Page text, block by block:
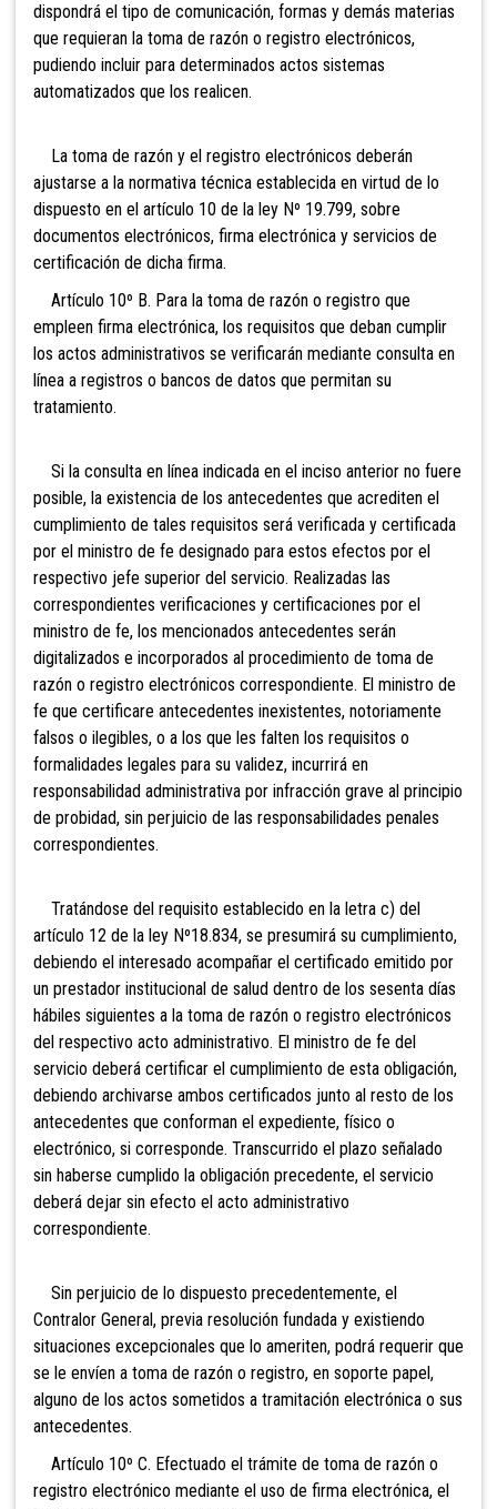
dispondrá el tipo de comunicación, formas y demás materias
que requieran la toma de razón o registro electrónicos,
pudiendo incluir para determinados actos sistemas
automatizados que los realicen.
La toma de razón y el registro electrónicos deberán
ajustarse a la normativa técnica establecida en virtud de lo
dispuesto en el artículo 10 de la ley Nº 19.799, sobre
documentos electrónicos, firma electrónica y servicios de
certificación de dicha firma.
Artículo 10º B. Para la toma de razón o registro que
empleen firma electrónica, los requisitos que deban cumplir
los actos administrativos se verificarán mediante consulta en
línea a registros o bancos de datos que permitan su
tratamiento.
Si la consulta en línea indicada en el inciso anterior no fuere
posible, la existencia de los antecedentes que acrediten el
cumplimiento de tales requisitos será verificada y certificada
por el ministro de fe designado para estos efectos por el
respectivo jefe superior del servicio. Realizadas las
correspondientes verificaciones y certificaciones por el
ministro de fe, los mencionados antecedentes serán
digitalizados e incorporados al procedimiento de toma de
razón o registro electrónicos correspondiente. El ministro de
fe que certificare antecedentes inexistentes, notoriamente
falsos o ilegibles, o a los que les falten los requisitos o
formalidades legales para su validez, incurrirá en
responsabilidad administrativa por infracción grave al principio
de probidad, sin perjuicio de las responsabilidades penales
correspondientes.
Tratándose del requisito establecido en la letra c) del
artículo 12 de la ley Nº18.834, se presumirá su cumplimiento,
debiendo el interesado acompañar el certificado emitido por
un prestador institucional de salud dentro de los sesenta días
hábiles siguientes a la toma de razón o registro electrónicos
del respectivo acto administrativo. El ministro de fe del
servicio deberá certificar el cumplimiento de esta obligación,
debiendo archivarse ambos certificados junto al resto de los
antecedentes que conforman el expediente, físico o
electrónico, si corresponde. Transcurrido el plazo señalado
sin haberse cumplido la obligación precedente, el servicio
deberá dejar sin efecto el acto administrativo
correspondiente.
Sin perjuicio de lo dispuesto precedentemente, el
Contralor General, previa resolución fundada y existiendo
situaciones excepcionales que lo ameriten, podrá requerir que
se le envíen a toma de razón o registro, en soporte papel,
alguno de los actos sometidos a tramitación electrónica o sus
antecedentes.
Artículo 10º C. Efectuado el trámite de toma de razón o
registro electrónico mediante el uso de firma electrónica, el